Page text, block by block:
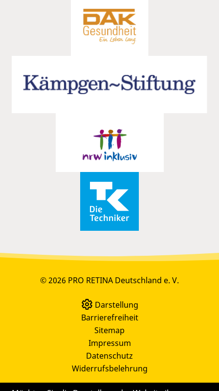
© 2026 PRO RETINA Deutschland e. V.
Darstellung
Barrierefreiheit
Sitemap
Impressum
Datenschutz
Widerrufsbelehrung